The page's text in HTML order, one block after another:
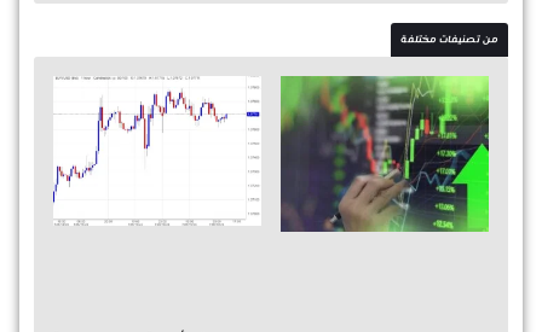
من تصنيفات مختلفة